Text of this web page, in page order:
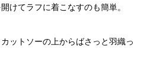
けてラフに着こなすのも簡単。
ットソーの上からばさっと羽織っ